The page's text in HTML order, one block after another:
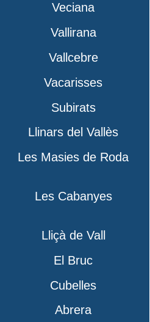
Veciana
Vallirana
Vallcebre
Vacarisses
Subirats
Llinars del Vallès
Les Masies de Roda
Les Cabanyes
Lliçà de Vall
El Bruc
Cubelles
Abrera